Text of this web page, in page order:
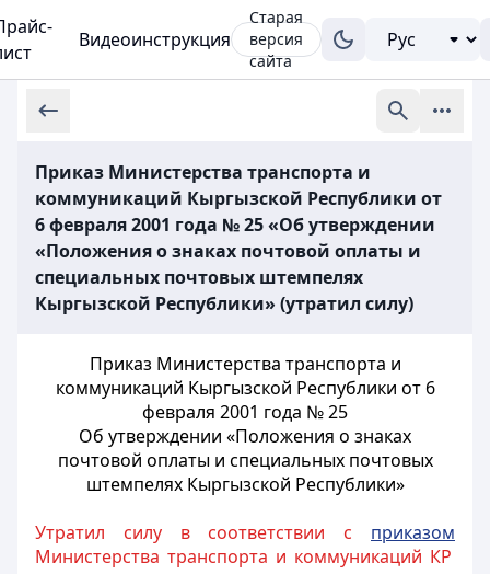
Видеоинструкция
Старая
версия
сайта
Приказ Министерства транспорта и
коммуникаций Кыргызской Республики от
6 февраля 2001 года № 25 «Об утверждении
«Положения о знаках почтовой оплаты и
специальных почтовых штемпелях
Кыргызской Республики» (утратил силу)
Приказ Министерства транспорта и
коммуникаций Кыргызской Республики от 6
февраля 2001 года № 25
Об утверждении «Положения о знаках
почтовой оплаты и специальных почтовых
штемпелях Кыргызской Республики»
Утратил силу в соответствии с приказом
Министерства транспорта и коммуникаций КР